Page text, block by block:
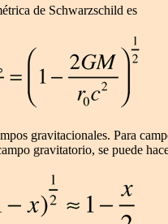
de Schwarzschild es
gravitacionales. Para
gravitatorio, se puede